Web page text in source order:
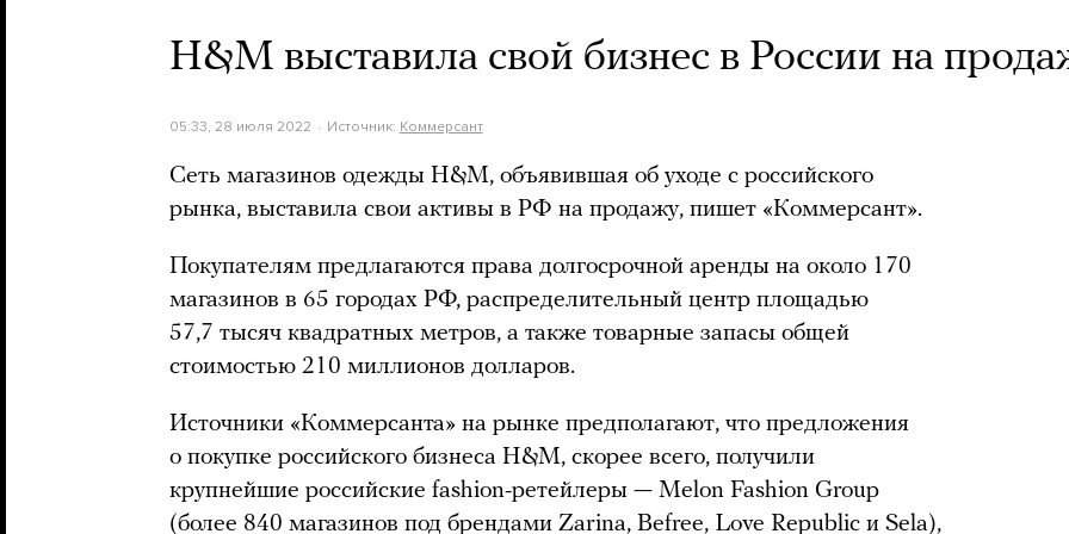
H&M выставила свой бизнес в России на
05:33, 28 июля 2022 Источник: Коммерсант
Сеть магазинов одежды H&M, объявившая об уходе с российского
рынка, выставила свои активы в РФ на продажу, пишет «Коммерсант».
Покупателям предлагаются права долгосрочной аренды на около 170
магазинов в 65 городах РФ, распределительный центр площадью
57,7 тысяч квадратных метров, а также товарные запасы общей
стоимостью 210 миллионов долларов.
Источники «Коммерсанта» на рынке предполагают, что предложения
о покупке российского бизнеса H&M, скорее всего, получили
крупнейшие российские fashion-ретейлеры — Melon Fashion Group
(более 840 магазинов под брендами Zarina, Befree, Love Republic и Sela),